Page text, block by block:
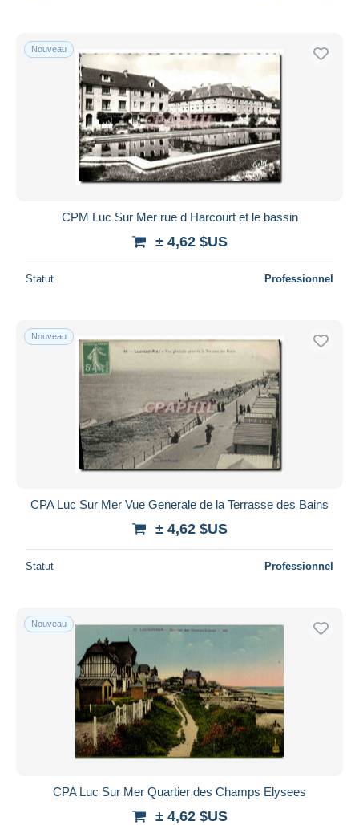
Nouveau
CPM Luc Sur Mer rue d Harcourt et le bassin
± 4,62 $US
Statut Professionnel
Nouveau
CPA Luc Sur Mer Vue Generale de la Terrasse des Bains
± 4,62 $US
Statut Professionnel
Nouveau
CPA Luc Sur Mer Quartier des Champs Elysees
± 4,62 $US